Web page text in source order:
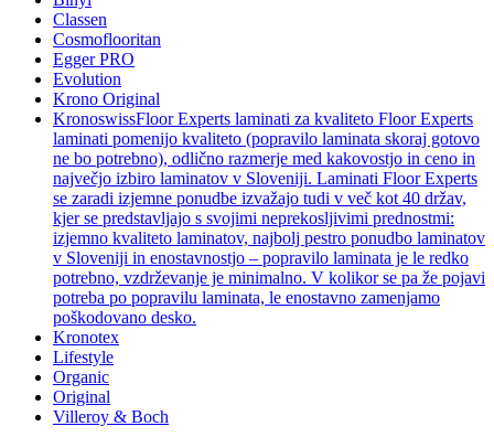
Classen
Cosmoflooritan
Egger PRO
Evolution
Krono Original
KronoswissFloor Experts laminati za kvaliteto Floor Experts
laminati pomenijo kvaliteto (popravilo laminata skoraj gotovo
ne bo potrebno), odlično razmerje med kakovostjo in ceno in
največjo izbiro laminatov v Sloveniji. Laminati Floor Experts
se zaradi izjemne ponudbe izvažajo tudi v več kot 40 držav,
kjer se predstavljajo s svojimi neprekosljivimi prednostmi:
izjemno kvaliteto laminatov, najbolj pestro ponudbo laminatov
v Sloveniji in enostavnostjo – popravilo laminata je le redko
potrebno, vzdrževanje je minimalno. V kolikor se pa že pojavi
potreba po popravilu laminata, le enostavno zamenjamo
poškodovano desko.
Kronotex
Lifestyle
Organic
Original
Villeroy & Boch